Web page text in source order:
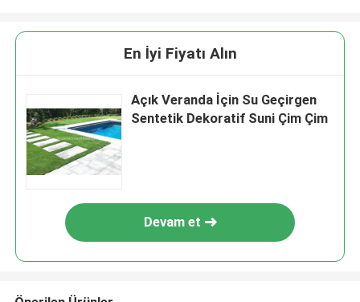
En İyi Fiyatı Alın
Açık Veranda İçin Su Geçirgen
Sentetik Dekoratif Suni Çim Çim
Devam et